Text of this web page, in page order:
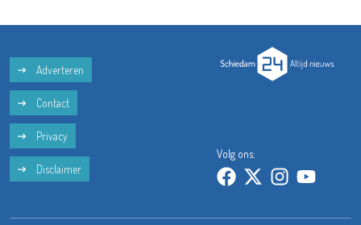
Adverteren
Contact
Privacy
Disclaimer
Volg ons: